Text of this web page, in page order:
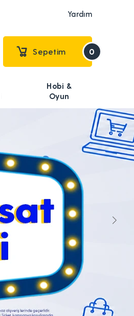
Yardım
Sepetim 0
Hobi &
Oyun